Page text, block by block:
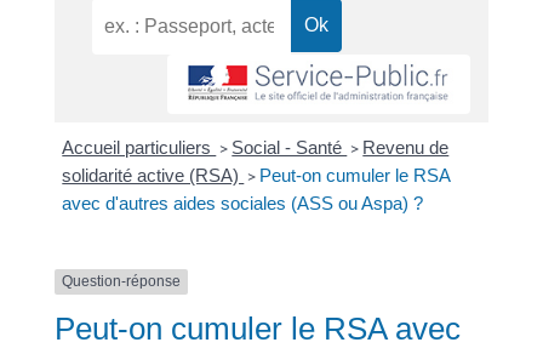
Accueil particuliers > Social - Santé > Revenu de
solidarité active (RSA) > Peut-on cumuler le RSA
avec d'autres aides sociales (ASS ou Aspa) ?
Question-réponse
Peut-on cumuler le RSA avec